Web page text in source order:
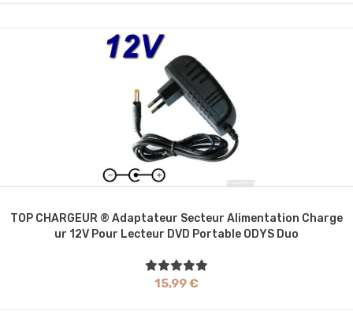
TOP CHARGEUR ® Adaptateur Secteur Alimentation Charge
Ur 12V Pour Lecteur DVD Portable ODYS Duo
15,99 €